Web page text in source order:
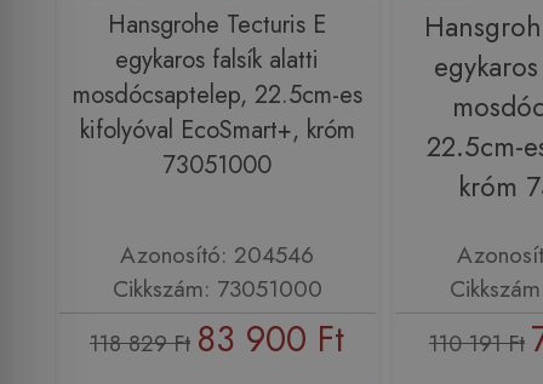
Hansgrohe Tecturis E
egykaros falsík alatti
mosdócsaptelep, 22.5cm-es
kifolyóval EcoSmart+, króm
73051000
Azonosító: 204546
Cikkszám: 73051000
118 829 Ft 83 900 Ft
22.5cm-
króm
110 191 Ft